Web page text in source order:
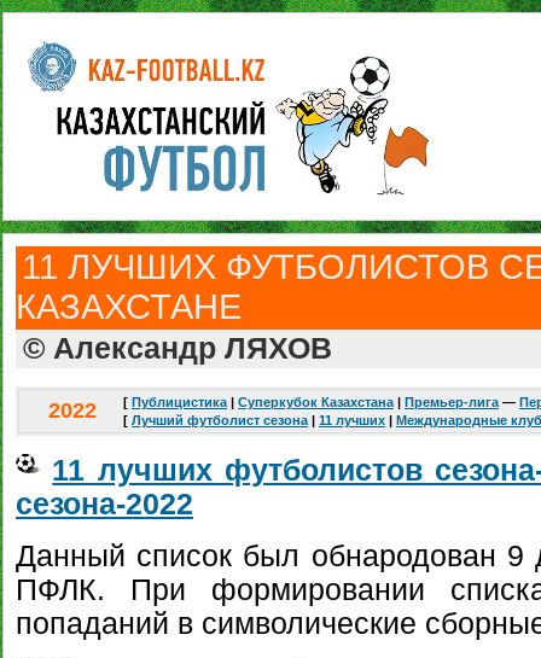
11 ЛУЧШИХ ФУТБОЛИСТОВ
КАЗАХСТАНЕ
© Александр ЛЯХОВ
2022 [ Публицистика | Суперкубок Казахстана | Премьер-лига —
[ Лучший футболист сезона | 11 лучших | Международные
11 лучших футболистов
сезона-2022
Данный список был обнародован 9
ПФЛК. При формировании списка
попаданий в символические